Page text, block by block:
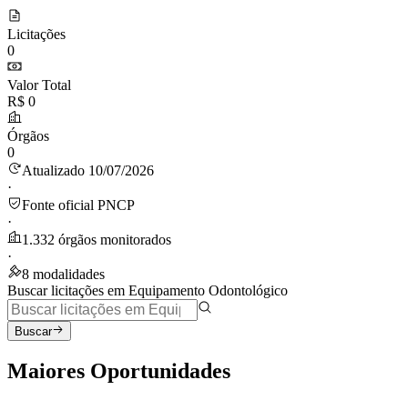
Licitações
0
Valor Total
R$ 0
Órgãos
0
Atualizado 10/07/2026
·
Fonte oficial PNCP
·
1.332 órgãos monitorados
·
8 modalidades
Buscar licitações em Equipamento Odontológico
Buscar
Maiores Oportunidades